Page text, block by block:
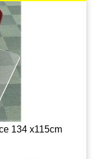
134 x115cm